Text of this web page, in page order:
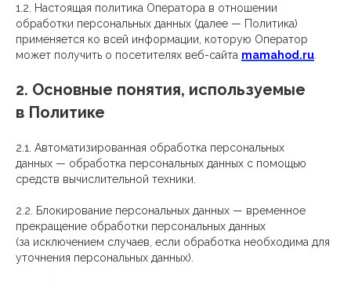
1.2. Настоящая политика Оператора в отношении
обработки персональных данных (далее — Политика)
применяется ко всей информации, которую Оператор
может получить о посетителях веб-сайта mamahod.ru
2. Основные понятия, используемые
в Политике
2.1. Автоматизированная обработка персональных
данных — обработка персональных данных с помощью
средств вычислительной техники.
2.2. Блокирование персональных данных — временное
прекращение обработки персональных данных
(за исключением случаев, если обработка необходима для
уточнения персональных данных).